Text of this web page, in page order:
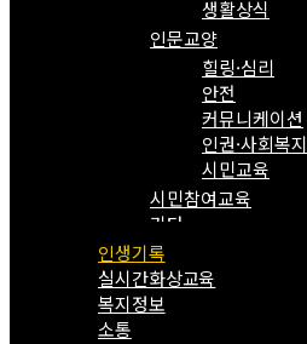
생활상식
인문교양
힐링·심리
안전
커뮤니케이션
인권·사회복지
시민교육
시민참여교육
기타
인생기록
실시간화상교육
복지정보
소통